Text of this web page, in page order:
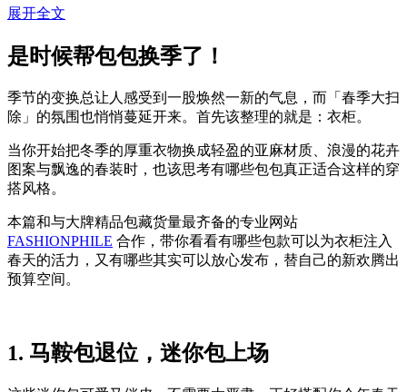
展开全文
是时候帮包包换季了！
季节的变换总让人感受到一股焕然一新的气息，而「春季大扫
除」的氛围也悄悄蔓延开来。首先该整理的就是：衣柜。
当你开始把冬季的厚重衣物换成轻盈的亚麻材质、浪漫的花卉
图案与飘逸的春装时，也该思考有哪些包包真正适合这样的穿
搭风格。
本篇和与大牌精品包藏货量最齐备的专业网站
FASHIONPHILE 合作，带你看看有哪些包款可以为衣柜注入
春天的活力，又有哪些其实可以放心发布，替自己的新欢腾出
预算空间。
1. 马鞍包退位，迷你包上场